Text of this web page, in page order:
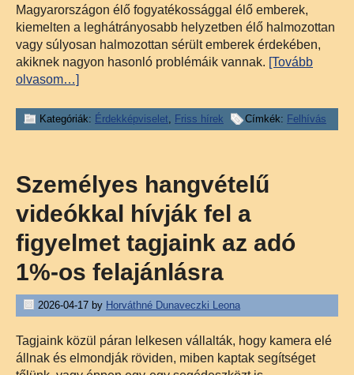
Magyarországon élő fogyatékossággal élő emberek,
kiemelten a leghátrányosabb helyzetben élő halmozottan
vagy súlyosan halmozottan sérült emberek érdekében,
akiknek nagyon hasonló problémáik vannak. [Tovább
olvasom…]
Kategóriák: Érdekképviselet, Friss hírek Címkék: Felhívás
Személyes hangvételű
videókkal hívják fel a
figyelmet tagjaink az adó
1%-os felajánlásra
2026-04-17 by Horváthné Dunaveczki Leona
Tagjaink közül páran lelkesen vállalták, hogy kamera elé
állnak és elmondják röviden, miben kaptak segítséget